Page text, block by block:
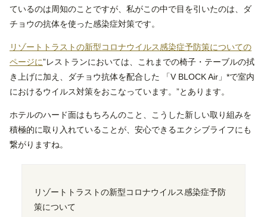
ているのは周知のことですが、私がこの中で目を引いたのは、ダ
チョウの抗体を使った感染症対策です。
リゾートトラストの新型コロナウイルス感染症予防策についての
ページに”レストランにおいては、これまでの椅子・テーブルの拭
き上げに加え、ダチョウ抗体を配合した 「V BLOCK Air」*で室内
におけるウイルス対策をおこなっています。”とあります。
ホテルのハード面はもちろんのこと、こうした新しい取り組みを
積極的に取り入れていることが、安心できるエクシブライフにも
繋がりますね。
リゾートトラストの新型コロナウイルス感染症予防
策について